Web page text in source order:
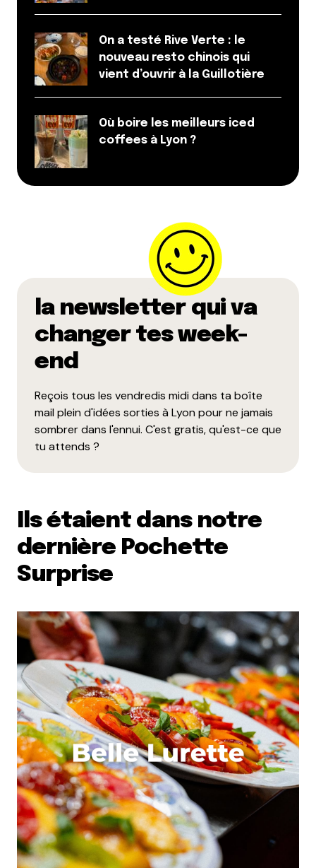
On a testé Rive Verte : le
nouveau resto chinois qui
vient d’ouvrir à la Guillotière
Où boire les meilleurs iced
coffees à Lyon ?
la newsletter qui va
changer tes week-
end
Reçois tous les vendredis midi dans ta boîte
mail plein d'idées sorties à Lyon pour ne jamais
sombrer dans l'ennui. C'est gratis, qu'est-ce que
tu attends ?
Ils étaient dans notre
dernière Pochette
Surprise